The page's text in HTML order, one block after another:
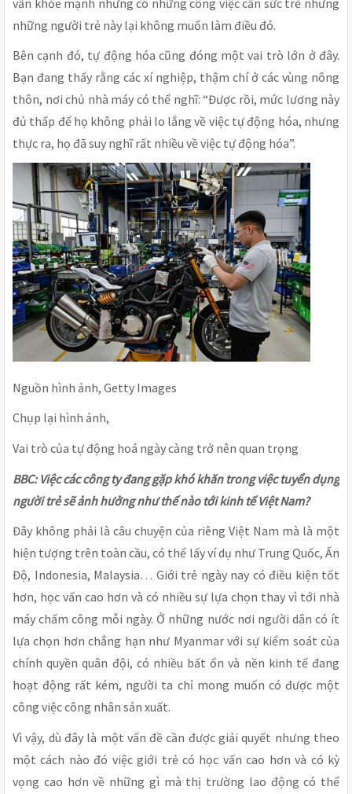
những người trẻ này lại không muốn làm điều đó.
Bên cạnh đó, tự động hóa cũng đóng một vai trò lớn ở đây.
Bạn đang thấy rằng các xí nghiệp, thậm chí ở các vùng nông
thôn, nơi chủ nhà máy có thể nghĩ: “Được rồi, mức lương này
đủ thấp để họ không phải lo lắng về việc tự động hóa, nhưng
thực ra, họ đã suy nghĩ rất nhiều về việc tự động hóa”.
Nguồn hình ảnh, Getty Images
Chụp lại hình ảnh,
Vai trò của tự động hoá ngày càng trở nên quan trọng
BBC: Việc các công ty đang gặp khó khăn trong việc tuyển dụng
người trẻ sẽ ảnh hưởng như thế nào tới kinh tế Việt Nam?
Đây không phải là câu chuyện của riêng Việt Nam mà là một
hiện tượng trên toàn cầu, có thể lấy ví dụ như Trung Quốc, Ấn
Độ, Indonesia, Malaysia… Giới trẻ ngày nay có điều kiện tốt
hơn, học vấn cao hơn và có nhiều sự lựa chọn thay vì tới nhà
máy chấm công mỗi ngày. Ở những nước nơi người dân có ít
lựa chọn hơn chẳng hạn như Myanmar với sự kiểm soát của
chính quyền quân đội, có nhiều bất ổn và nền kinh tế đang
hoạt động rất kém, người ta chỉ mong muốn có được một
công việc công nhân sản xuất.
Vì vậy, dù đây là một vấn đề cần được giải quyết nhưng theo
một cách nào đó việc giới trẻ có học vấn cao hơn và có kỳ
vọng cao hơn về những gì mà thị trường lao động có thể